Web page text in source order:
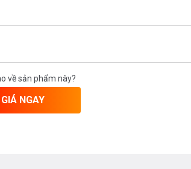
về sản phẩm này?
NGAY